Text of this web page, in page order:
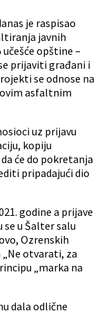
je raspisao
javnih
opštine –
prijaviti građani i
se odnose na
asfaltnim
uz prijavu
kopiju
će do pokretanja
pripadajući dio
godine a prijave
u Šalter salu
Ozrenskih
„Ne otvarati, za
„marka na
dala odlične